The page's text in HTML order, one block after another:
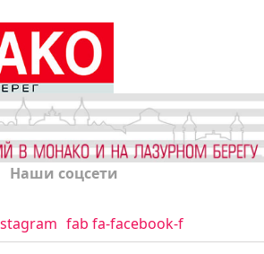
Наши соцсети
fab fa-facebook-f